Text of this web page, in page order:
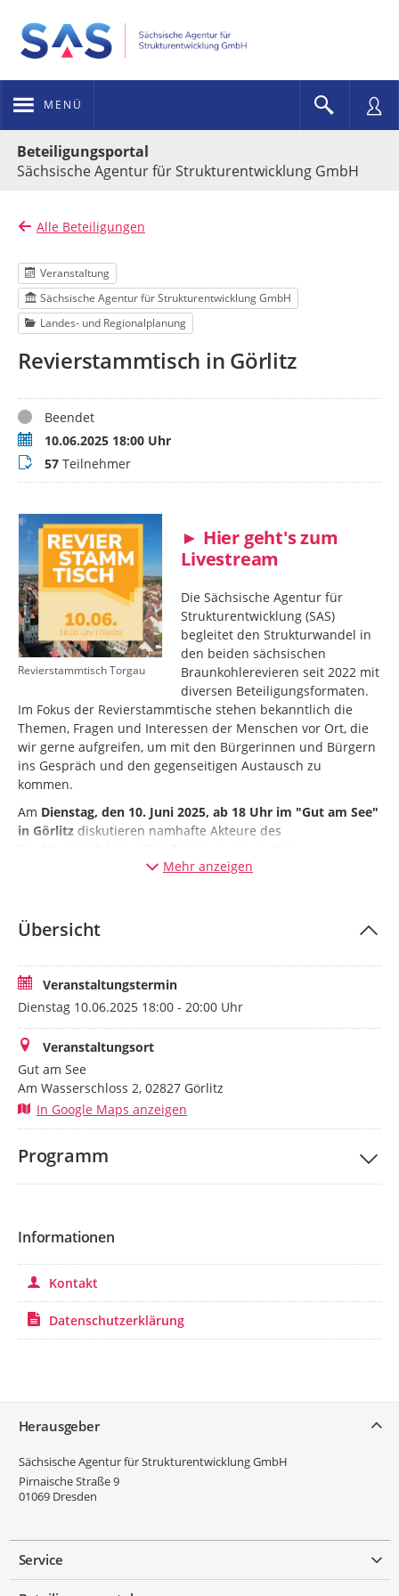
MENÜ
Beteiligungsportal
Sächsische Agentur für Strukturentwicklung GmbH
Alle Beteiligungen
Veranstaltung
Sächsische Agentur für Strukturentwicklung GmbH
Landes- und Regionalplanung
Revierstammtisch in Görlitz
StatusBeendet
Termin10.06.2025 18:00 Uhr
Teilnehmer
57 Teilnehmer
Revierstammtisch Torgau
► Hier geht's zum
Livestream
Die Sächsische Agentur für
Strukturentwicklung (SAS)
begleitet den Strukturwandel in
den beiden sächsischen
Braunkohlerevieren seit 2022 mit
diversen Beteiligungsformaten.
Im Fokus der Revierstammtische stehen bekanntlich die
Themen, Fragen und Interessen der Menschen vor Ort, die
wir gerne aufgreifen, um mit den Bürgerinnen und Bürgern
ins Gespräch und den gegenseitigen Austausch zu
kommen.
Am Dienstag, den 10. Juni 2025, ab 18 Uhr im "Gut am See"
in Görlitz diskutieren namhafte Akteure des
Strukturwandel und Themen aus dem Bereich der
den Menschen vor Ort in den Dialog gehen.
Kompetenzzentrums Forst des ifab – Institut für
angewandte Beteiligung.
Mehr anzeigen
Übersicht
Veranstaltungstermin
Dienstag 10.06.2025 18:00 - 20:00 Uhr
Veranstaltungsort
Gut am See
Am Wasserschloss 2, 02827 Görlitz
In Google Maps anzeigen
Programm
Informationen
Kontakt
Datenschutzerklärung
Herausgeber
Sächsische Agentur für Strukturentwicklung GmbH
Pirnaische Straße 9
01069 Dresden
Service